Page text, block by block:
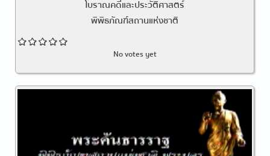
โบราณคดีและประวัติศาสตร์
พิพิธภัณฑ์สถานแห่งชาติ
No votes yet